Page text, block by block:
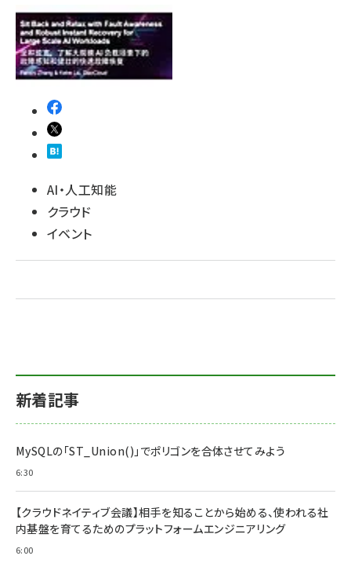
AI・人工知能
クラウド
イベント
新着記事
MySQLの「ST_Union()」でポリゴンを合体させてみよう
6:30
【クラウドネイティブ会議】相手を知ることから始める、使われる社
内基盤を育てるためのプラットフォームエンジニアリング
6:00